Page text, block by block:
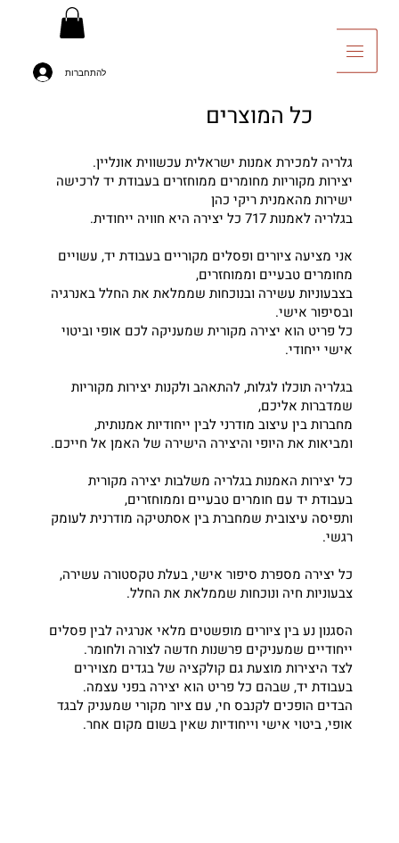
לאומנות להתחברות
כל המוצרים
גלריה למכירת אמנות ישראלית עכשווית אונליין.
יצירות מקוריות מחומרים ממוחזרים בעבודת יד לרכישה
ישירות מהאמנית ריקי כהן
בגלריה לאמנות 717 כל יצירה היא חוויה ייחודית.
אני מציעה ציורים ופסלים מקוריים בעבודת יד, עשויים
מחומרים טבעיים וממוחזרים,
בצבעוניות עשירה ובנוכחות שממלאת את החלל באנרגיה
ובסיפור אישי.
כל פריט הוא יצירה מקורית שמעניקה לכם אופי וביטוי
אישי ייחודי.
בגלריה תוכלו לגלות, להתאהב ולקנות יצירות מקוריות
שמדברות אליכם,
מחברות בין עיצוב מודרני לבין ייחודיות אמנותית,
ומביאות את היופי והיצירה הישירה של האמן אל חייכם.
כל יצירות האמנות בגלריה משלבות יצירה מקורית
בעבודת יד עם חומרים טבעיים וממוחזרים,
ותפיסה עיצובית שמחברת בין אסתטיקה מודרנית לעומק
רגשי.
כל יצירה מספרת סיפור אישי, בעלת טקסטורה עשירה,
צבעוניות חיה ונוכחות שממלאת את החלל.
הסגנון נע בין ציורים מופשטים מלאי אנרגיה לבין פסלים
ייחודיים שמעניקים פרשנות חדשה לצורה ולחומר.
לצד היצירות מוצעת גם קולקציה של בגדים מצוירים
בעבודת יד, שבהם כל פריט הוא יצירה בפני עצמה.
הבדים הופכים לקנבס חי, עם ציור מקורי שמעניק לבגד
אופי, ביטוי אישי וייחודיות שאין בשום מקום אחר.